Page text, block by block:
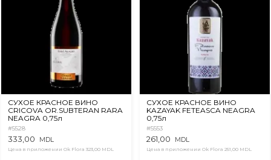
СУХОЕ КРАСНОЕ ВИНО
CRICOVA OR.SUBTERAN RARA
NEAGRA 0,75л
#5528
333,00 MDL
Цена в приложении Ok Flora 323,00 MDL
СУХОЕ КРАСНОЕ ВИНО
KAZAYAK FETEASCA NEAGRA
0,75л
#5553
261,00 MDL
Цена в приложении Ok Flora 251,00 MDL